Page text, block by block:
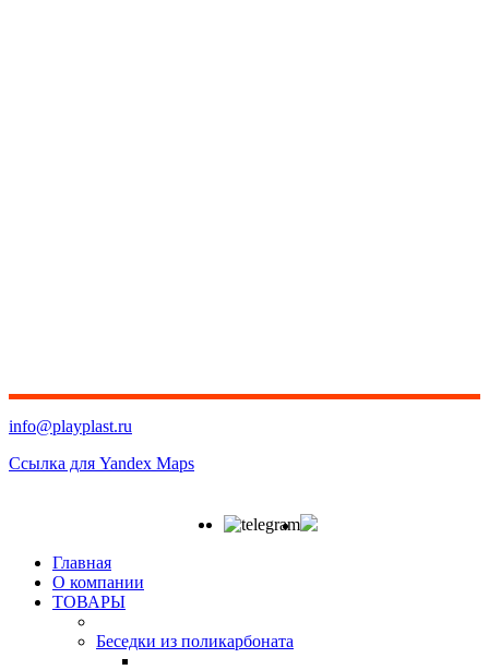
info@playplast.ru
Ссылка для Yandex Maps
Главная
О компании
ТОВАРЫ
Беседки из поликарбоната